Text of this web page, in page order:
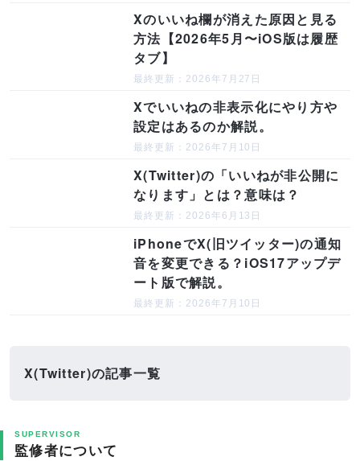
Xのいいね欄が消えた原因と見る
方法【2026年5月〜iOS版は履歴
タブ】
最終更新：2026年7月27日
Xでいいねの非表示化にやり方や
設定はあるのか解説。
最終更新：2026年7月10日
X(Twitter)の「いいねが非公開に
なります」とは？意味は？
最終更新：2026年6月13日
iPhoneでX(旧ツイッター)の通知
音を変更できる？iOS17アップデ
ート版で解説。
最終更新：2026年7月10日
X(Twitter)の記事一覧
SUPERVISOR
監修者について